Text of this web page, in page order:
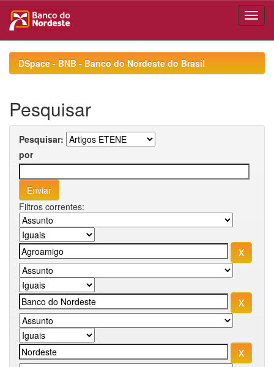
navigationDSpace - BNB - Banco do Nordeste do Brasil
Pesquisar
Pesquisar:
por
Filtros correntes: